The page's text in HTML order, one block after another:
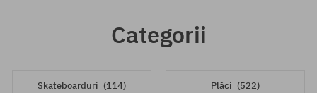
Categorii
Skateboarduri (114) Plăci (522)